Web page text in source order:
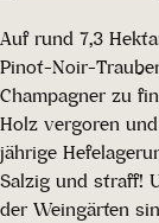
Auf rund 7,3
Pinot-Noir-
Champagner zu
Holz vergoren
jährige
Salzig und straff!
der Weingärten